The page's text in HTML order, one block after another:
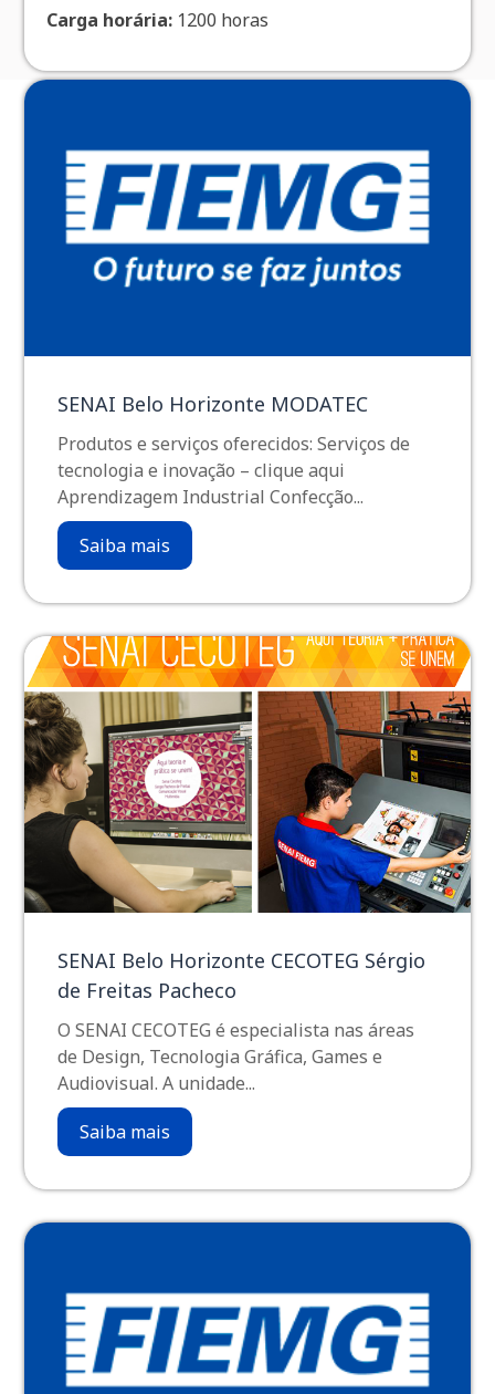
Carga horária: 1200 horas
SENAI Belo Horizonte MODATEC
Produtos e serviços oferecidos: Serviços de
tecnologia e inovação – clique aqui
Aprendizagem Industrial Confecção...
Saiba mais
SENAI Belo Horizonte CECOTEG Sérgio
de Freitas Pacheco
O SENAI CECOTEG é especialista nas áreas
de Design, Tecnologia Gráfica, Games e
Audiovisual. A unidade...
Saiba mais